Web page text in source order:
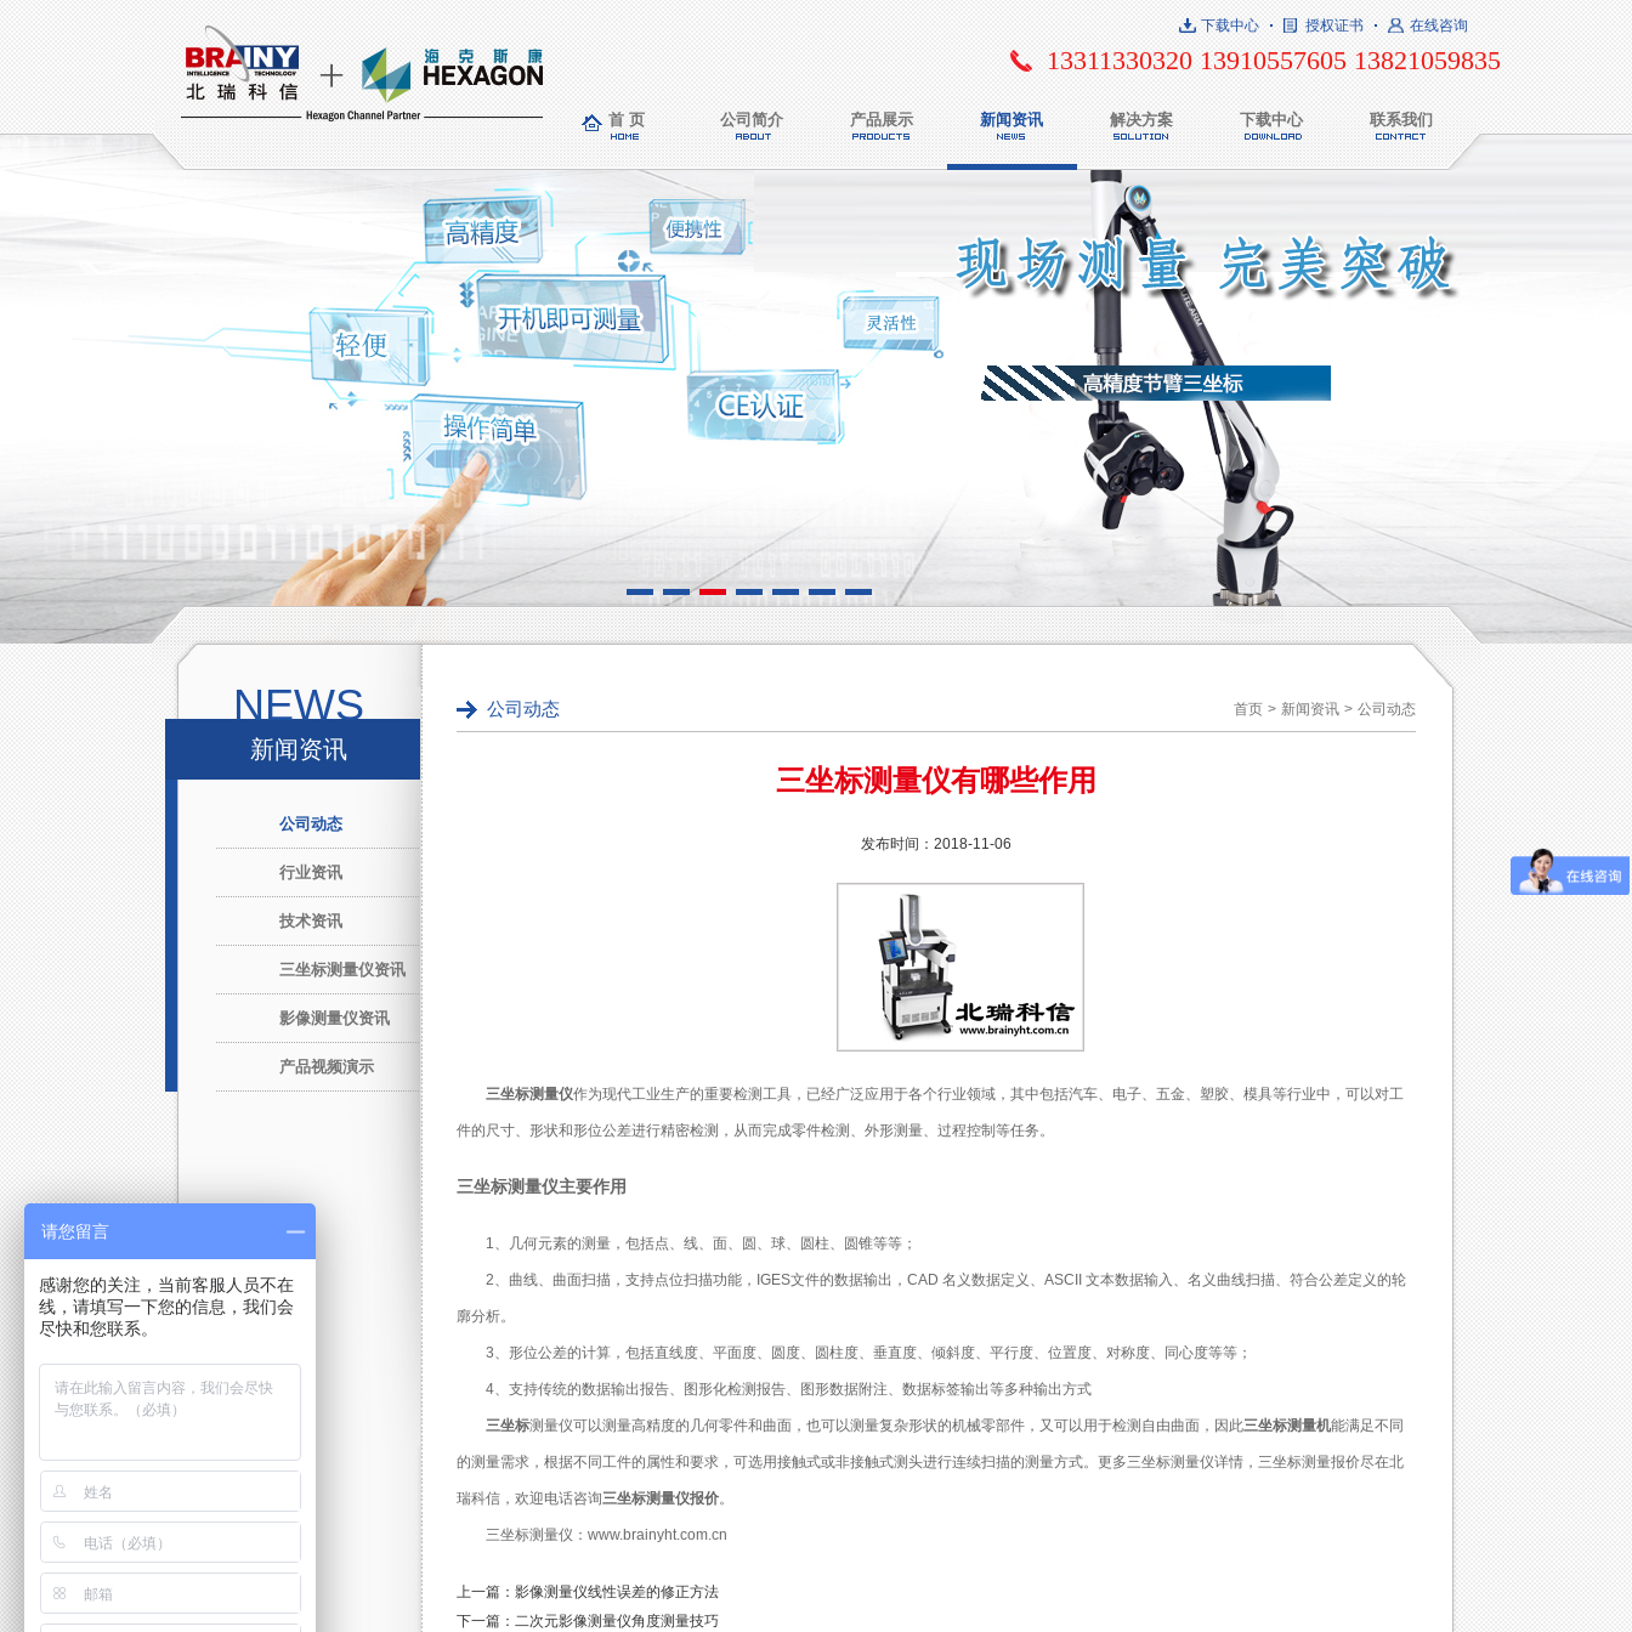
在线咨询
授权证书
下载中心
13311330320 13910557605 13821059835
首 页 公司简介 产品展示 新闻资讯 解决方案 下载中心 联系我们
NEWS
新闻资讯
公司动态
行业资讯
技术资讯
三坐标测量仪资讯
影像测量仪资讯
产品视频演示
首页 > 新闻资讯 > 公司动态
公司动态
三坐标测量仪有哪些作用
发布时间：2018-11-06
三坐标测量仪作为现代工业生产的重要检测工具，已经广泛应用于各个行业领域，其中包括汽车、电子、五金、塑胶、模具等行业中，可以对工
件的尺寸、形状和形位公差进行精密检测，从而完成零件检测、外形测量、过程控制等任务。
三坐标测量仪主要作用
1、几何元素的测量，包括点、线、面、圆、球、圆柱、圆锥等等；
2、曲线、曲面扫描，支持点位扫描功能，IGES文件的数据输出，CAD 名义数据定义、ASCII 文本数据输入、名义曲线扫描、符合公差定义的轮
廓分析。
3、形位公差的计算，包括直线度、平面度、圆度、圆柱度、垂直度、倾斜度、平行度、位置度、对称度、同心度等等；
4、支持传统的数据输出报告、图形化检测报告、图形数据附注、数据标签输出等多种输出方式
三坐标测量仪可以测量高精度的几何零件和曲面，也可以测量复杂形状的机械零部件，又可以用于检测自由曲面，因此三坐标测量机能满足不同
的测量需求，根据不同工件的属性和要求，可选用接触式或非接触式测头进行连续扫描的测量方式。更多三坐标测量仪详情，三坐标测量报价尽在北
瑞科信，欢迎电话咨询三坐标测量仪报价。
三坐标测量仪： www.brainyht.com.cn
上一篇：影像测量仪线性误差的修正方法
下一篇：二次元影像测量仪角度测量技巧
请您留言
感谢您的关注，当前客服人员不在
线，请填写一下您的信息，我们会
尽快和您联系。